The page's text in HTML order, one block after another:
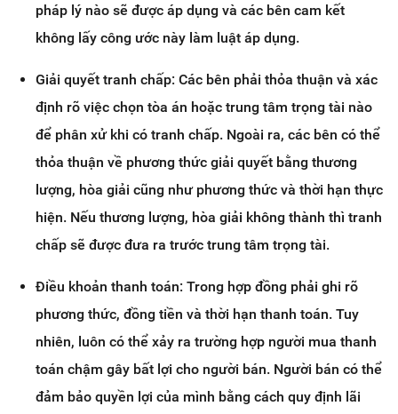
pháp lý nào sẽ được áp dụng và các bên cam kết
không lấy công ước này làm luật áp dụng.
Giải quyết tranh chấp: Các bên phải thỏa thuận và xác
định rõ việc chọn tòa án hoặc trung tâm trọng tài nào
để phân xử khi có tranh chấp. Ngoài ra, các bên có thể
thỏa thuận về phương thức giải quyết bằng thương
lượng, hòa giải cũng như phương thức và thời hạn thực
hiện. Nếu thương lượng, hòa giải không thành thì tranh
chấp sẽ được đưa ra trước trung tâm trọng tài.
Điều khoản thanh toán: Trong hợp đồng phải ghi rõ
phương thức, đồng tiền và thời hạn thanh toán. Tuy
nhiên, luôn có thể xảy ra trường hợp người mua thanh
toán chậm gây bất lợi cho người bán. Người bán có thể
đảm bảo quyền lợi của mình bằng cách quy định lãi